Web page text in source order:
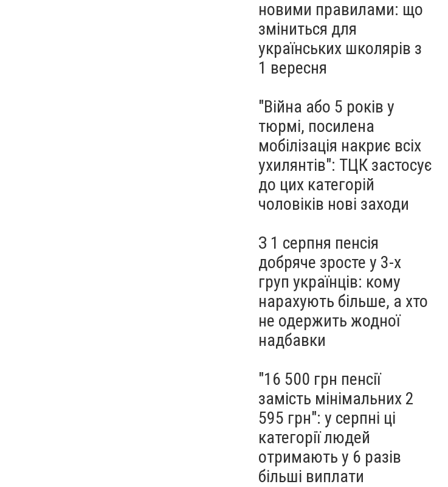
новими правилами: що
зміниться для
українських школярів з
1 вересня
"Війна або 5 років у
тюрмі, посилена
мобілізація накриє всіх
ухилянтів": ТЦК застосує
до цих категорій
чоловіків нові заходи
З 1 серпня пенсія
добряче зросте у 3-х
груп українців: кому
нарахують більше, а хто
не одержить жодної
надбавки
"16 500 грн пенсії
замість мінімальних 2
595 грн": у серпні ці
категорії людей
отримають у 6 разів
більші виплати